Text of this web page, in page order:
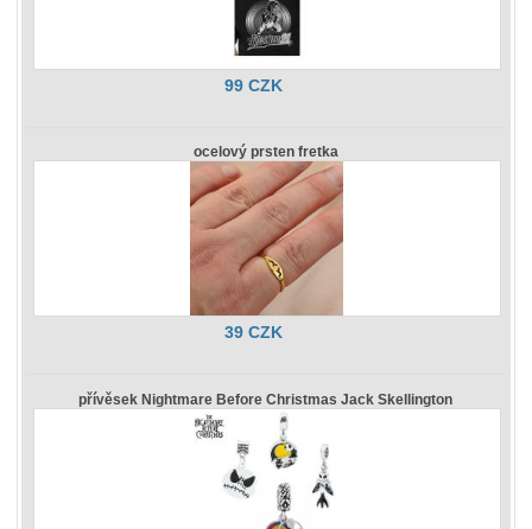
99 CZK
ocelový prsten fretka
39 CZK
přívěsek Nightmare Before Christmas Jack Skellington